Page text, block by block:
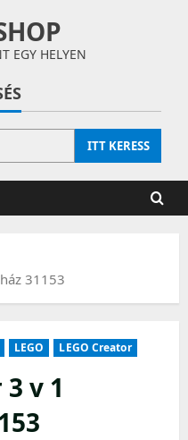
EGY HELYEN
ITT KERESS
31153
LEGO LEGO Creator
v 1